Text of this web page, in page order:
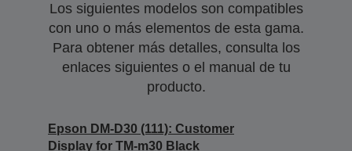
Los siguientes modelos son compatibles
con uno o más elementos de esta gama.
Para obtener más detalles, consulta los
enlaces siguientes o el manual de tu
producto.
Epson DM-D30 (111): Customer
Display for TM-m30 Black